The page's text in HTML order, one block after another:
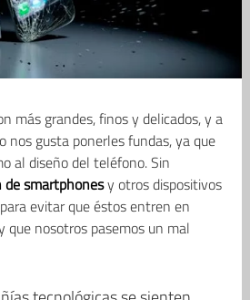
más grandes, finos y delicados, y a
nos gusta ponerles fundas, ya que
al diseño del teléfono. Sin
de smartphonesy otros dispositivos
evitar que éstos entren en
que nosotros pasemos un mal